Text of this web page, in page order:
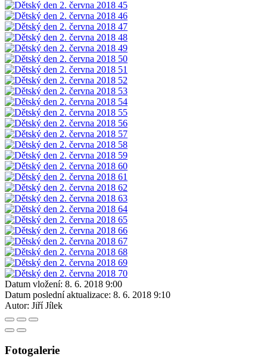
Datum vložení: 8. 6. 2018 9:00
Datum poslední aktualizace: 8. 6. 2018 9:10
Autor: Jiří Jílek
Fotogalerie